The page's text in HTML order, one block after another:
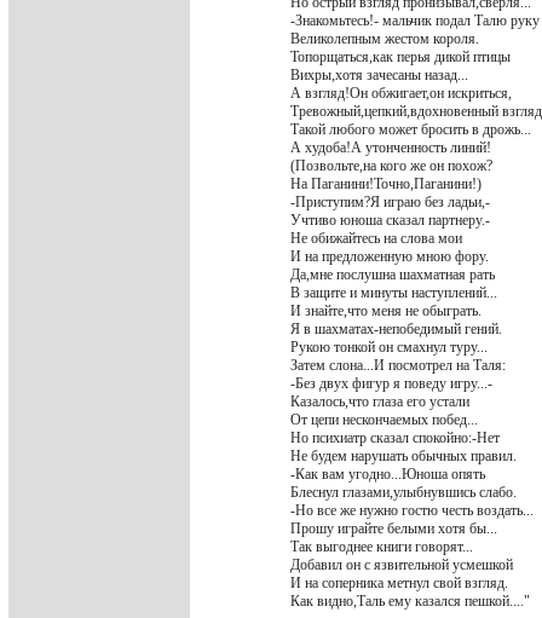
-Знакомьтесь!- мальчик подал Талю руку
Великолепным жестом короля.
Топорщаться,как перья дикой птицы
Вихры,хотя зачесаны назад...
А взгляд!Он обжигает,он искриться,
Тревожный,цепкий,вдохновенный
Такой любого может бросить в дрожь...
А худоба!А утонченность линий!
(Позвольте,на кого же он похож?
На Паганини!Точно,Паганини!)
-Приступим?Я играю без ладьи,-
Учтиво юноша сказал партнеру.-
Не обижайтесь на слова мои
И на предложенную мною фору.
Да,мне послушна шахматная рать
В защите и минуты наступлений...
И знайте,что меня не обыграть.
Я в шахматах-непобедимый гений.
Рукою тонкой он смахнул туру...
Затем слона...И посмотрел на Таля:
-Без двух фигур я поведу игру...-
Казалось,что глаза его устали
От цепи нескончаемых побед...
Но психиатр сказал спокойно:-Нет
Не будем нарушать обычных правил.
-Как вам угодно...Юноша опять
Блеснул глазами,улыбнувшись слабо.
-Но все же нужно гостю честь воздать...
Прошу играйте белыми хотя бы...
Так выгоднее книги говорят...
Добавил он с язвительной усмешкой
И на соперника метнул свой взгляд.
Как видно,Таль ему казался пешкой...."